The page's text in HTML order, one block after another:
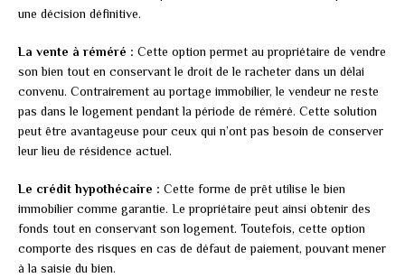
une décision définitive.
La vente à réméré : Cette option permet au propriétaire de vendre
son bien tout en conservant le droit de le racheter dans un délai
convenu. Contrairement au portage immobilier, le vendeur ne reste
pas dans le logement pendant la période de réméré. Cette solution
peut être avantageuse pour ceux qui n’ont pas besoin de conserver
leur lieu de résidence actuel.
Le crédit hypothécaire : Cette forme de prêt utilise le bien
immobilier comme garantie. Le propriétaire peut ainsi obtenir des
fonds tout en conservant son logement. Toutefois, cette option
comporte des risques en cas de défaut de paiement, pouvant mener
à la saisie du bien.